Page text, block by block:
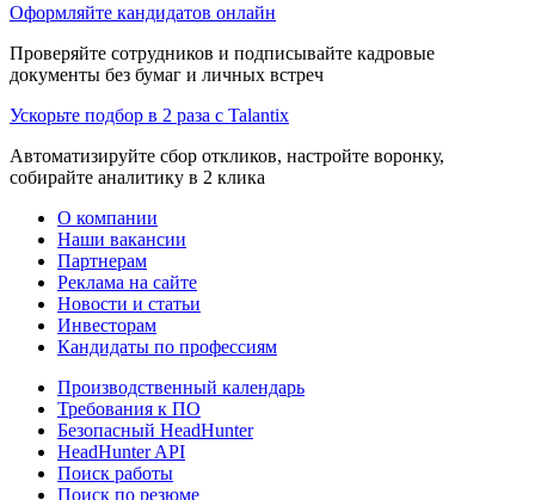
Оформляйте кандидатов онлайн
Проверяйте сотрудников и подписывайте кадровые
документы без бумаг и личных встреч
Ускорьте подбор в 2 раза с Talantix
Автоматизируйте сбор откликов, настройте воронку,
собирайте аналитику в 2 клика
О компании
Наши вакансии
Партнерам
Реклама на сайте
Новости и статьи
Инвесторам
Кандидаты по профессиям
Производственный календарь
Требования к ПО
Безопасный HeadHunter
HeadHunter API
Поиск работы
Поиск по резюме